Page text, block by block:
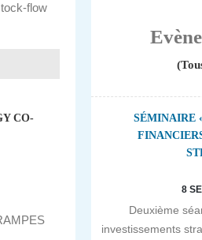
flow
CO-
SÉMINAIRE
8
Deuxième
investissements